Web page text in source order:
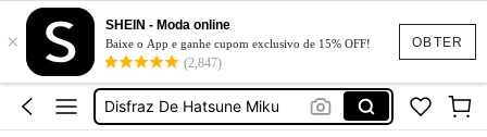
OBTER
×
SHEIN - Moda online
Baixe o App e ganhe cupom exclusivo de 15% OFF!
(2,847)
Vestido Feminino
Capa Da Ravena
Disfraz De Hatsune Miku